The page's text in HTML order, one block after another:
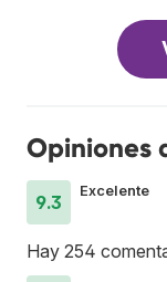
Opiniones
9.3
Excelente
Hay 254